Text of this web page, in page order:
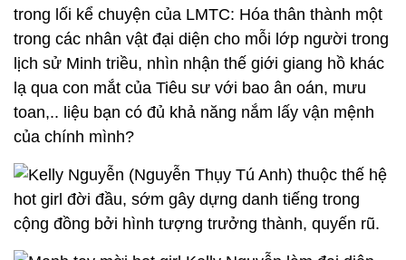
trong lối kể chuyện của LMTC: Hóa thân thành một
trong các nhân vật đại diện cho mỗi lớp người trong
lịch sử Minh triều, nhìn nhận thế giới giang hồ khác
lạ qua con mắt của Tiêu sư với bao ân oán, mưu
toan,.. liệu bạn có đủ khả năng nắm lấy vận mệnh
của chính mình?